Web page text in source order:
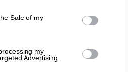
purposes in below Google
Sale of my
my
Advertising.
τους τον ιδρώτα, το αίμα
λευκά πουκάμισα
κοστούμια και
το μεγάλο τραπέζι